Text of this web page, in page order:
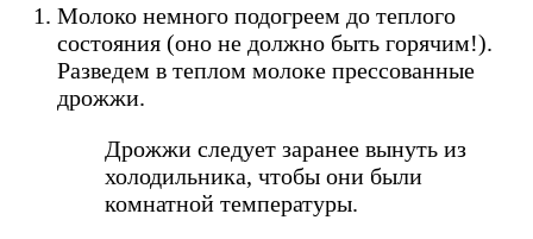
Молоко немного подогреем до теплого
состояния (оно не должно быть горячим!).
Разведем в теплом молоке прессованные
дрожжи.
Дрожжи следует заранее вынуть из
холодильника, чтобы они были
комнатной температуры.